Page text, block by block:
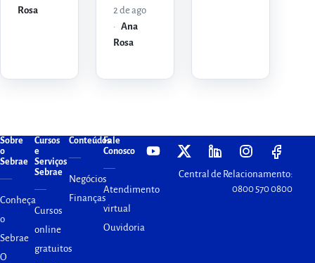
Rosa
2 de ago
Ana
Rosa
Sobre
o
Sebrae
Conheça
o
Sebrae
O
Cursos
e
Serviços
Sebrae
Cursos
online
gratuitos
Conteúdos
Negócios
Finanças
Fale
Conosco
Atendimento
virtual
Ouvidoria
Central de Relacionamento:
0800 570 0800